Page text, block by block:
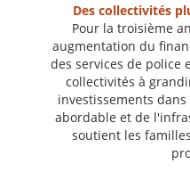
Des collectivités
Pour la troisième
augmentation du
des services de police
collectivités à
investissements
abordable et de
soutient les